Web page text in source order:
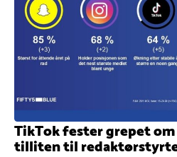
TikTok fester grepet
tilliten til